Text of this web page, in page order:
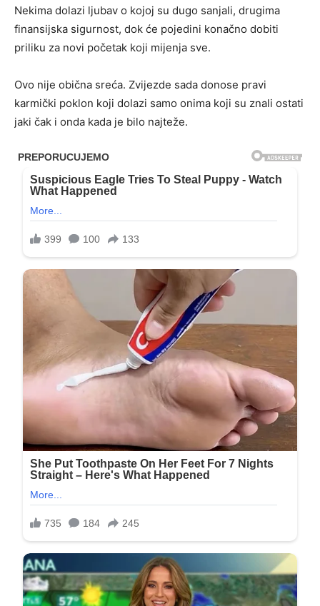
Nekima dolazi ljubav o kojoj su dugo sanjali, drugima
finansijska sigurnost, dok će pojedini konačno dobiti
priliku za novi početak koji mijenja sve.
Ovo nije obična sreća. Zvijezde sada donose pravi
karmički poklon koji dolazi samo onima koji su znali ostati
jaki čak i onda kada je bilo najteže.